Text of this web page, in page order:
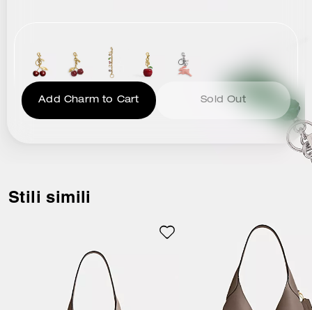
Add Charm to Cart Sold Out
Stili simili